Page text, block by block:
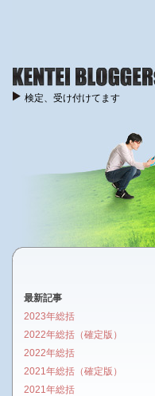
検定、受け付けてます
最新記事
2023年総括
2022年総括（確定版）
2022年総括
2021年総括（確定版）
2021年総括